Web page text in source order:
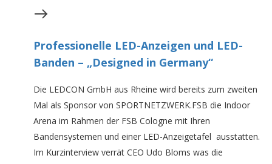
Professionelle LED-Anzeigen und LED-
Banden – „Designed in Germany“
Die LEDCON GmbH aus Rheine wird bereits zum zweiten
Mal als Sponsor von SPORTNETZWERK.FSB die Indoor
Arena im Rahmen der FSB Cologne mit Ihren
Bandensystemen und einer LED-Anzeigetafel ausstatten.
Im Kurzinterview verrät CEO Udo Bloms was die